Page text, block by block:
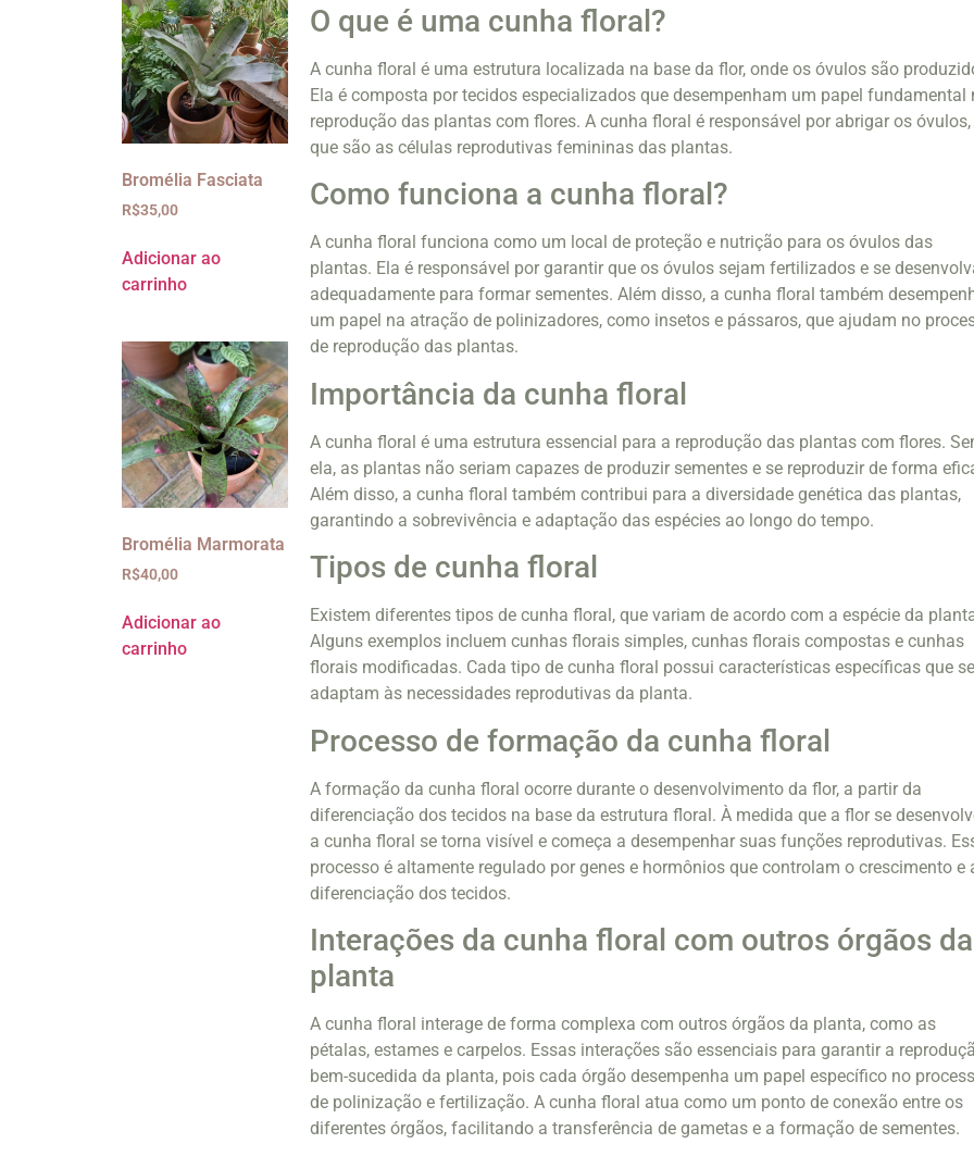
Bromélia Fasciata
R$35,00
Adicionar ao
carrinho
Bromélia Marmorata
R$40,00
Adicionar ao
carrinho
O que é uma cunha floral?
A cunha floral é uma estrutura localizada na base da flor, onde os óvulos são
Ela é composta por tecidos especializados que desempenham um papel fundamental
reprodução das plantas com flores. A cunha floral é responsável por abrigar os óvulos,
que são as células reprodutivas femininas das plantas.
Como funciona a cunha floral?
A cunha floral funciona como um local de proteção e nutrição para os óvulos das
plantas. Ela é responsável por garantir que os óvulos sejam fertilizados e se
adequadamente para formar sementes. Além disso, a cunha floral também
um papel na atração de polinizadores, como insetos e pássaros, que ajudam no
de reprodução das plantas.
Importância da cunha floral
A cunha floral é uma estrutura essencial para a reprodução das plantas com flores.
ela, as plantas não seriam capazes de produzir sementes e se reproduzir de forma
Além disso, a cunha floral também contribui para a diversidade genética das plantas,
garantindo a sobrevivência e adaptação das espécies ao longo do tempo.
Tipos de cunha floral
Existem diferentes tipos de cunha floral, que variam de acordo com a espécie da
Alguns exemplos incluem cunhas florais simples, cunhas florais compostas e cunhas
florais modificadas. Cada tipo de cunha floral possui características específicas que se
adaptam às necessidades reprodutivas da planta.
Processo de formação da cunha floral
A formação da cunha floral ocorre durante o desenvolvimento da flor, a partir da
diferenciação dos tecidos na base da estrutura floral. À medida que a flor se
a cunha floral se torna visível e começa a desempenhar suas funções reprodutivas.
processo é altamente regulado por genes e hormônios que controlam o crescimento e
diferenciação dos tecidos.
Interações da cunha floral com outros órgãos da
planta
A cunha floral interage de forma complexa com outros órgãos da planta, como as
pétalas, estames e carpelos. Essas interações são essenciais para garantir a
bem-sucedida da planta, pois cada órgão desempenha um papel específico no
de polinização e fertilização. A cunha floral atua como um ponto de conexão entre os
diferentes órgãos, facilitando a transferência de gametas e a formação de sementes.